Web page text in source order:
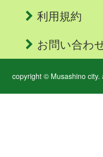
利用規約
お問い合わ
copyright © Musashino city.